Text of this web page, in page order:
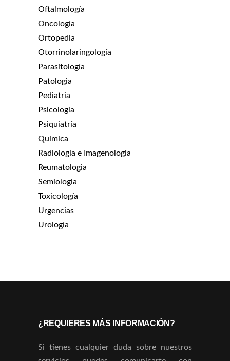
Oftalmología
Oncología
Ortopedia
Otorrinolaringología
Parasitología
Patologia
Pediatria
Psicologia
Psiquiatría
Química
Radiología e Imagenologia
Reumatologia
Semiologia
Toxicología
Urgencias
Urología
¿REQUIERES MÁS INFORMACIÓN?
Si tienes cualquier duda sobre nuestros